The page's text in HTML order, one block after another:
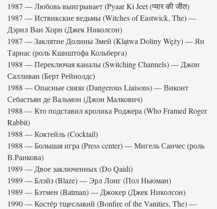
1987 — Любовь выигрывает (Pyaar Ki Jeet (प्यार की जीत)
1987 — Иствикские ведьмы (Witches of Eastwick, The) —
Дэрил Ван Хорн (Джек Николсон)
1987 — Заклятие Долины Змей (Klątwa Doliny Węży) — Ян
Тарнас (роль Кшиштофа Кольберга)
1988 — Переключая каналы (Switching Channels) — Джон
Салливан (Берт Рейнолдс)
1988 — Опасные связи (Dangerous Liaisons) — Виконт
Себастьян де Вальмон (Джон Малкович)
1988 — Кто подставил кролика Роджера (Who Framed Roger
Rabbit)
1988 — Коктейль (Cocktail)
1988 — Большая игра (Press center) — Мигель Санчес (роль
В.Ранкова)
1989 — Двое заключенных (Do Qaidi)
1989 — Блэйз (Blaze) — Эрл Лонг (Пол Ньюман)
1989 — Бэтмен (Batman) — Джокер (Джек Николсон)
1990 — Костёр тщеславий (Bonfire of the Vanities, The) —